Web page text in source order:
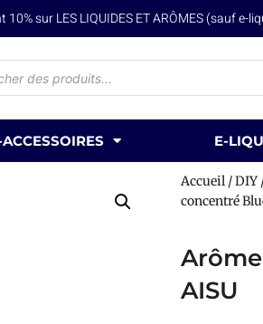
10% sur LES LIQUIDES ET ARÔMES (sauf
ACCESSOIRES E-
Accueil /DIY
concentré
AISU